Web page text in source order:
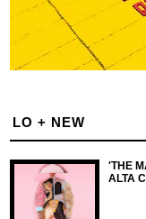
LO + NEW
'THE
ALTA